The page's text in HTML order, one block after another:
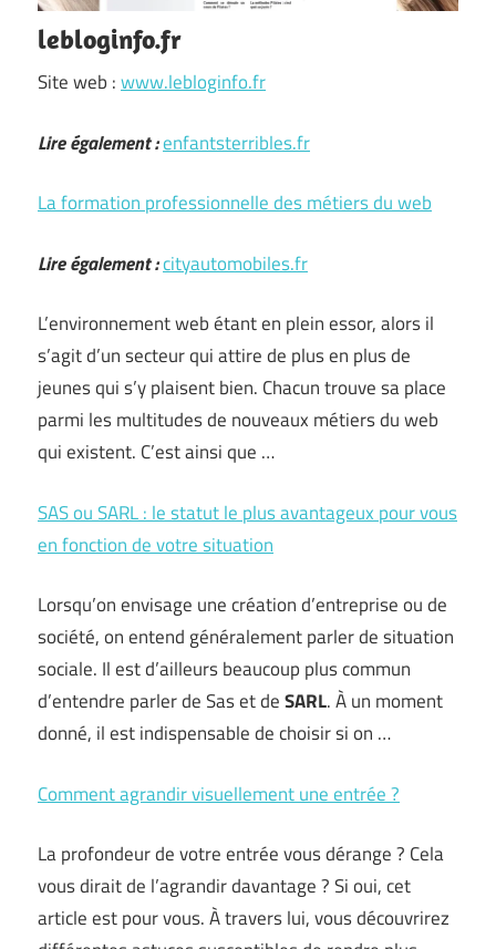
lebloginfo.fr
Site web :www.lebloginfo.fr
Lire également :enfantsterribles.fr
La formation professionnelle des métiers du web
Lire également :cityautomobiles.fr
L’environnement web étant en plein essor, alors il
s’agit d’un secteur qui attire de plus en plus de
jeunes qui s’y plaisent bien. Chacun trouve sa place
parmi les multitudes de nouveaux métiers du web
qui existent. C’est ainsi que …
SAS ou SARL : le statut le plus avantageux pour vous
en fonction de votre situation
Lorsqu’on envisage une création d’entreprise ou de
société, on entend généralement parler de situation
sociale. Il est d’ailleurs beaucoup plus commun
d’entendre parler de Sas et deSARL. À un moment
donné, il est indispensable de choisir si on …
Comment agrandir visuellement une entrée ?
La profondeur de votre entrée vous dérange ? Cela
vous dirait de l’agrandir davantage ? Si oui, cet
article est pour vous. À travers lui, vous découvrirez